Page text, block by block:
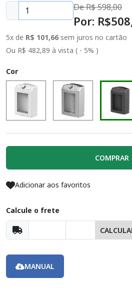
De R$598,00
Por: R$508
5x de R$ 101,66 sem juros no cartão
Ou R$ 482,89 à vista ( - 5% )
Cor
COMPRAR
Adicionar aos favoritos
Calcule o frete
MANUAL